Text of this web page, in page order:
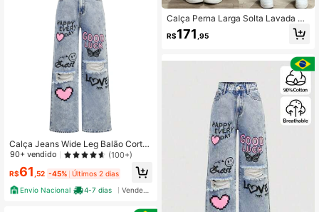
Calça Jeans Wide Leg Balão Corte
reto Pantalona Infantil Juvenil meni
90+ vendido (100+)
R$61 ,52 -45% Últimos 2 dias
Envio Nacional
4-7 dias
Calça Perna Larga Solta Lavada co
m Aplicação de Strass para Adolesc
ente, Calça Longa Casual, Versátil
R$171 ,95